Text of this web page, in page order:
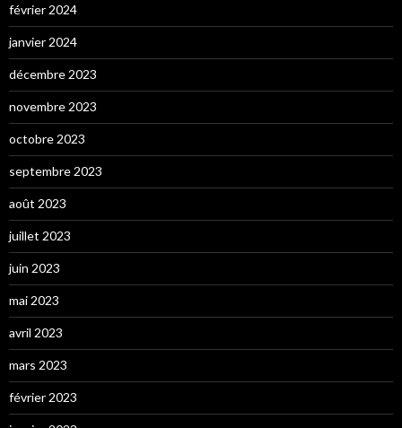
février 2024
janvier 2024
décembre 2023
novembre 2023
octobre 2023
septembre 2023
août 2023
juillet 2023
juin 2023
mai 2023
avril 2023
mars 2023
février 2023